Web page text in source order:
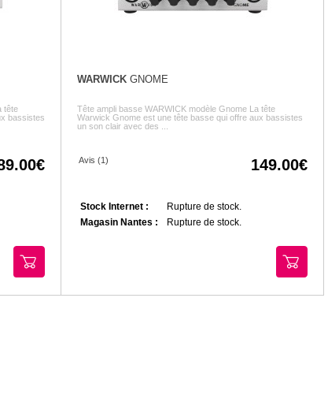
tête
bassistes
WARWICK GNOME
Tête ampli basse WARWICK modèle Gnome La tête
Warwick Gnome est une tête basse qui offre aux bassistes
un son clair avec des ...
Avis (1) 149.00
Stock Internet :
Rupture de stock.
Magasin Nantes :
Rupture de stock.